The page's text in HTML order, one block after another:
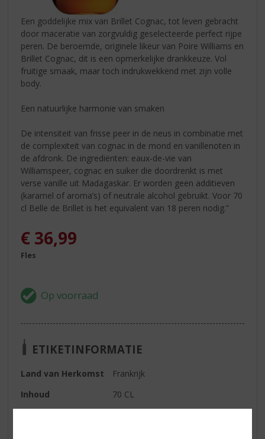
Een goddelijke mix van Brillet Cognac, tot leven gebracht
door maceratie van zorgvuldig geselecteerde perfect rijpe
peren. De beroemde, originele likeur van Poire Williams en
Brillet Cognac, dit is een opmerkelijke drankkeuze. Vol
fruitige smaak, maar toch indrukwekkend met zijn volle
body.
Een natuurlijke harmonie van smaken
De intensiteit van frisse peer in de neus in combinatie met
de complexiteit van cognac in de mond en vanillenoten in
de afdronk. De ingrediënten: eaux-de-vie van
Williamspeer, cognac en suiker die doordrenkt is met
verse vanille uit Madagaskar. Er worden geen additieven
(karamel of aroma’s) of neutrale alcohol gebruikt. Voor 70
cl Belle de Brillet is het equivalent van 18 peren nodig.”
€ 36,99
Fles
ETIKETINFORMATIE
Land van Herkomst
Frankrijk
Inhoud
70 CL